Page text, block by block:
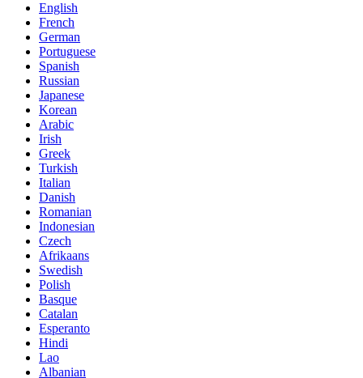
English
French
German
Portuguese
Spanish
Russian
Japanese
Korean
Arabic
Irish
Greek
Turkish
Italian
Danish
Romanian
Indonesian
Czech
Afrikaans
Swedish
Polish
Basque
Catalan
Esperanto
Hindi
Lao
Albanian